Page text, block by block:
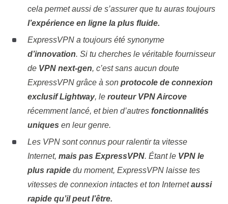
cela permet aussi de s’assurer que tu auras toujours
l’expérience en ligne la plus fluide.
ExpressVPN a toujours été synonyme
d’innovation. Si tu cherches le véritable fournisseur
de VPN next-gen, c’est sans aucun doute
ExpressVPN grâce à son protocole de connexion
exclusif Lightway, le routeur VPN Aircove
récemment lancé, et bien d’autres fonctionnalités
uniques en leur genre.
Les VPN sont connus pour ralentir ta vitesse
Internet, mais pas ExpressVPN. Étant le VPN le
plus rapidedu moment, ExpressVPN laisse tes
vitesses de connexion intactes et ton Internetaussi
rapide qu’il peut l’être.